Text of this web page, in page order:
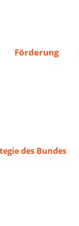
Förderung
des Bundes